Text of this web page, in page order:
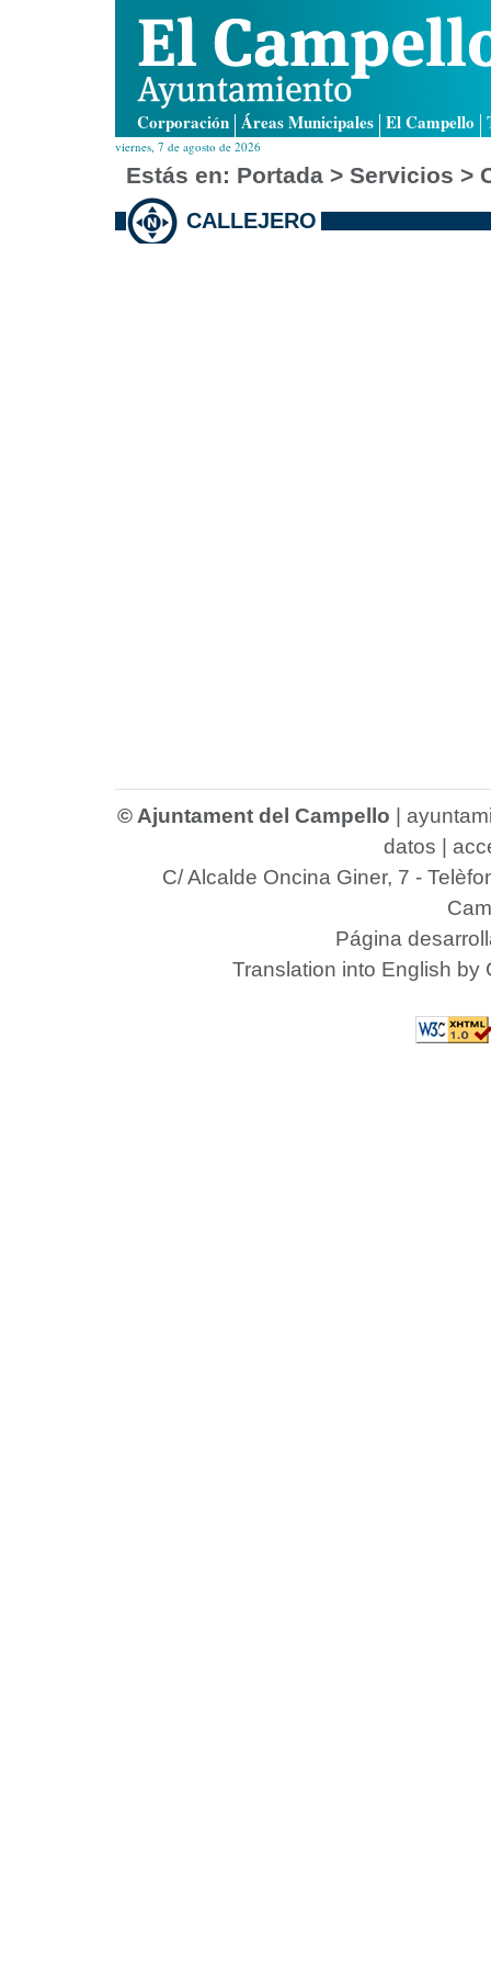
Corporación Áreas Municipales El Campello
viernes, 7 de agosto de 2026
Estás en: Portada > Servicios >
CALLEJERO
© Ajuntament del Campello
datos
C/ Alcalde Oncina Giner, 7 -
Página
Translation into English by